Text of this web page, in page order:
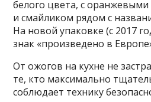
белого цвета, с
и смайликом рядом с
На новой упаковке (с 2017
знак «произведено в
От ожогов на кухне не
те, кто максимально
соблюдает технику